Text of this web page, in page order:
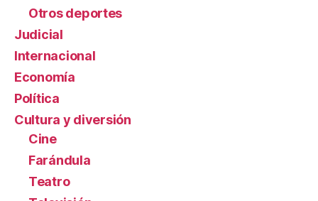
Otros deportes
Judicial
Internacional
Economía
Política
Cultura y diversión
Cine
Farándula
Teatro